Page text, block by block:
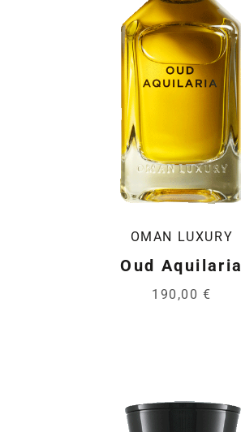
OMAN LUXURY
Oud Aquilaria
190,00 €